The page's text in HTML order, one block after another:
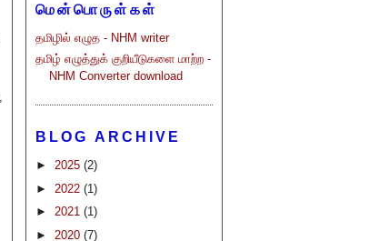
மென்பொருள்கள்
தமிழில் எழுத - NHM writer
தமிழ் எழுத்துக் குறியீடுகளை மாற்ற -
NHM Converter download
BLOG ARCHIVE
► 2025 (2)
► 2022 (1)
► 2021 (1)
► 2020 (7)